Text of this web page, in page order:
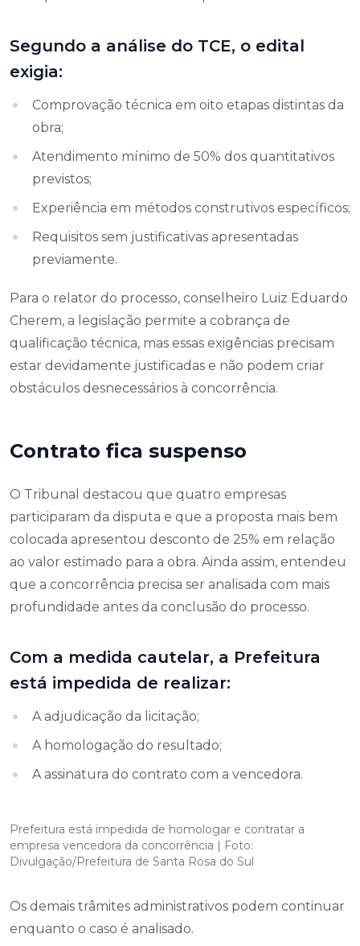
Segundo a análise do TCE, o edital
exigia:
Comprovação técnica em oito etapas distintas da
obra;
Atendimento mínimo de 50% dos quantitativos
previstos;
Experiência em métodos construtivos específicos;
Requisitos sem justificativas apresentadas
previamente.
Para o relator do processo, conselheiro Luiz Eduardo
Cherem, a legislação permite a cobrança de
qualificação técnica, mas essas exigências precisam
estar devidamente justificadas e não podem criar
obstáculos desnecessários à concorrência.
Contrato fica suspenso
O Tribunal destacou que quatro empresas
participaram da disputa e que a proposta mais bem
colocada apresentou desconto de 25% em relação
ao valor estimado para a obra. Ainda assim, entendeu
que a concorrência precisa ser analisada com mais
profundidade antes da conclusão do processo.
Com a medida cautelar, a Prefeitura
está impedida de realizar:
A adjudicação da licitação;
A homologação do resultado;
A assinatura do contrato com a vencedora.
Prefeitura está impedida de homologar e contratar a
empresa vencedora da concorrência | Foto:
Divulgação/Prefeitura de Santa Rosa do Sul
Os demais trâmites administrativos podem continuar
enquanto o caso é analisado.